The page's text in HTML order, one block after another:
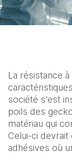
La résistance
société s'est
poils des
matériau qui
Celui-ci
adhésives où